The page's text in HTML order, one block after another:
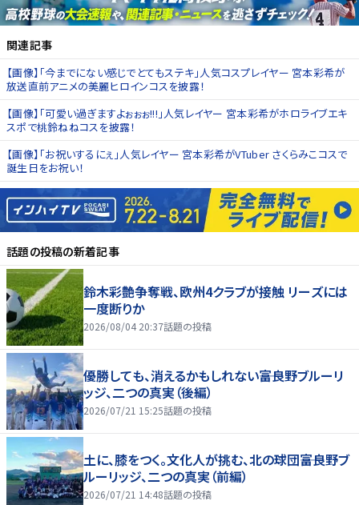
関連記事
【画像】「今までにない感じでとてもステキ」人気コスプレイヤー 宮本彩希が
放送直前アニメの美麗ヒロインコスを披露！
【画像】「可愛い過ぎますよぉぉぉ!!!」人気レイヤー 宮本彩希がホロライブエキ
スポで桃鈴ねねコスを披露！
【画像】「お祝いするにぇ」人気レイヤー 宮本彩希がVTuber さくらみこコスで
誕生日をお祝い！
話題の投稿の新着記事
鈴木彩艶争奪戦、欧州4クラブが接触 リーズには
一度断りか
2026/08/04 20:37話題の投稿
優勝しても、消えるかもしれない――富良野ブルーリ
ッジ、二つの真実（後編）
2026/07/21 15:25話題の投稿
土に、膝をつく。文化人が挑む、北の球団――富良野ブ
ルーリッジ、二つの真実（前編）
2026/07/21 14:48話題の投稿